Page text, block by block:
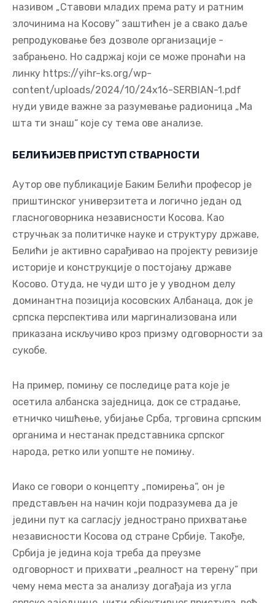
називом „Ставови младих према рату и ратним
злочинима на Косову“ заштићен је а свако даље
репродуковање без дозволе организације -
забрањено. Но садржај који се може пронаћи на
линку https://yihr-ks.org/wp-
content/uploads/2024/10/24x16-SERBIAN-1.pdf
нуди увиде важне за разумевање радионица „Ма
шта ти знаш“ које су тема ове анализе.
БЕЛИЋИЈЕВ ПРИСТУП СТВАРНОСТИ
Аутор ове публикације Баким Белићи професор је
приштинског универзитета и логично један од
гласноговорника независности Косова. Као
стручњак за политичке науке и структуру државе,
Белићи је активно сарађивао на пројекту ревизије
историје и конструкције о постојању државе
Косово. Отуда, не чуди што је у уводном делу
доминантна позиција косовских Албанаца, док је
српска перспектива или маргинализована или
приказана искључиво кроз призму одговорности за
сукобе.
На пример, помињу се последице рата које је
осетила албанска заједница, док се страдање,
етничко чишћење, убијање Срба, трговина српским
органима и нестанак представника српског
народа, ретко или уопште не помињу.
Иако се говори о концепту „помирења“, он је
представљен на начин који подразумева да је
једини пут ка сагласју једнострано прихватање
независности Косова од стране Србије. Такође,
Србија је једина која треба да преузме
одговорност и прихвати „реалност на терену“ при
чему нема места за анализу догађаја из угла